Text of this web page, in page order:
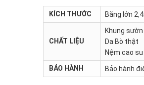
KÍCH THƯỚC Băng lớn
CHẤT LIỆU
Khung sườn
Da Bò thật
Nệm cao
BẢO HÀNH
Bảo hành